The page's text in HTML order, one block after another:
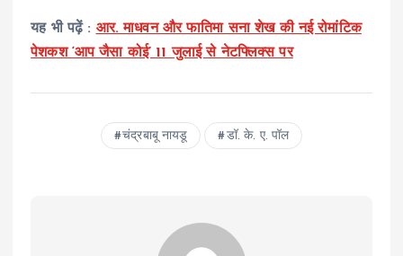
यह भी पढ़ें : आर. माधवन और फातिमा सना शेख की नई रोमांटिक
पेशकश ‘आप जैसा कोई’ 11 जुलाई से नेटफ्लिक्स पर
चंद्रबाबू नायडू डॉ. के. ए. पॉल